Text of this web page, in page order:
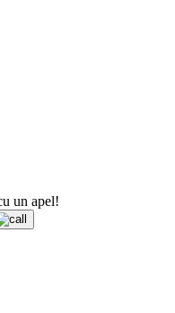
un apel!